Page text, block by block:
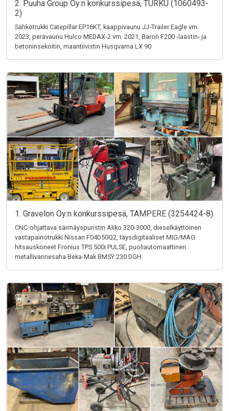
2. Puuha Group Oy:n konkurssipesä, TURKU (1060493-
2)
Sähkötrukki Catepillar EP16KT, kaappivaunu JJ-Trailer Eagle vm.
2023, perävaunu Hulco MEDAX-2 vm. 2021, Baron F200 -laastin- ja
betoninsekoitin, maantiivistin Husqvarna LX 90
1. Gravelon Oy:n konkurssipesä, TAMPERE (3254424-8)
CNC-ohjattava särmäyspuristin Aliko 320-3000, dieselkäyttöinen
vastapainotrukki Nissan F04D50Q2, täysdigitaaliset MIG/MAG
hitsauskoneet Fronius TPS 500i PULSE, puoliautomaattinen
metallivannesaha Beka-Mak BMSY 230 DGH